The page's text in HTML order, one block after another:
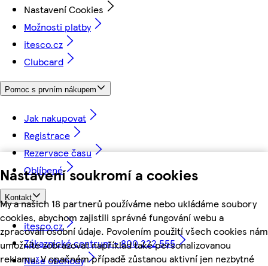
Nastavení soukromí a cookies
My a našich 18 partnerů používáme nebo ukládáme soubory
cookies, abychom zajistili správné fungování webu a
zpracovali osobní údaje. Povolením použití všech cookies nám
umožníte zobrazovat například také personalizovanou
reklamu. V opačném případě zůstanou aktivní jen nezbytné
Nastavení Cookies
Možnosti platby
itesco.cz
Clubcard
Pomoc s prvním nákupem
Jak nakupovat
Registrace
Rezervace času
Oblíbené
Kontakt
itesco.cz
Zákaznické centrum - 800 222 555
Naše obchody